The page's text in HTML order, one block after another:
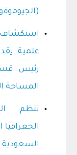
استكشاف
علمية
رئيس
المساحة
تنظم